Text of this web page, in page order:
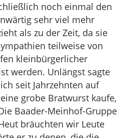
noch einmal den
sehr viel mehr
als zu der Zeit, da sie
teilweise von
kleinbürgerlicher
werden. Unlängst sagte
seit Jahrzehnten auf
grobe Bratwurst kaufe,
Baader-Meinhof-Gruppe
bräuchten wir Leute